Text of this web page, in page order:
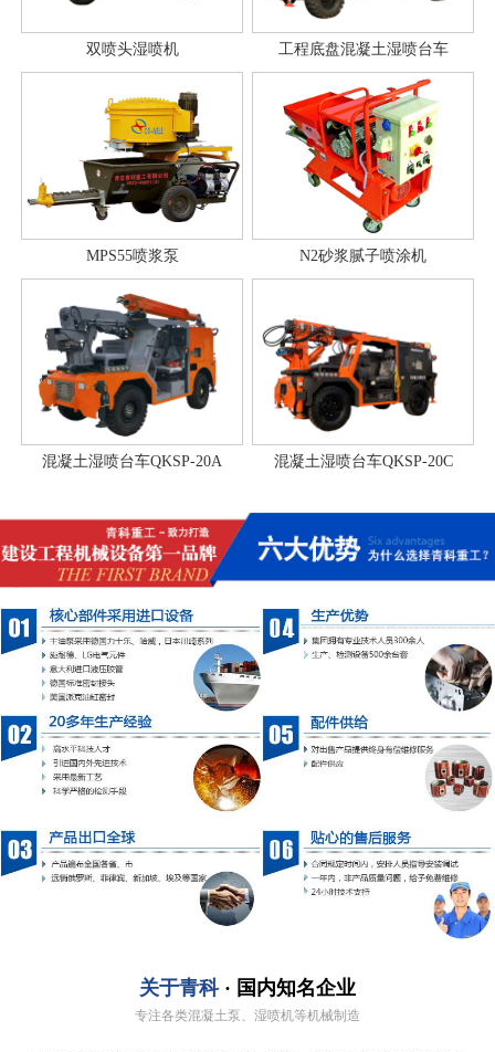
双喷头湿喷机 工程底盘混凝土湿喷台车
MPS55喷浆泵 N2砂浆腻子喷涂机
混凝土湿喷台车QKSP-20A 混凝土湿喷台车QKSP-20C
关于青科· 国内知名企业
专注各类混凝土泵、湿喷机等机械制造